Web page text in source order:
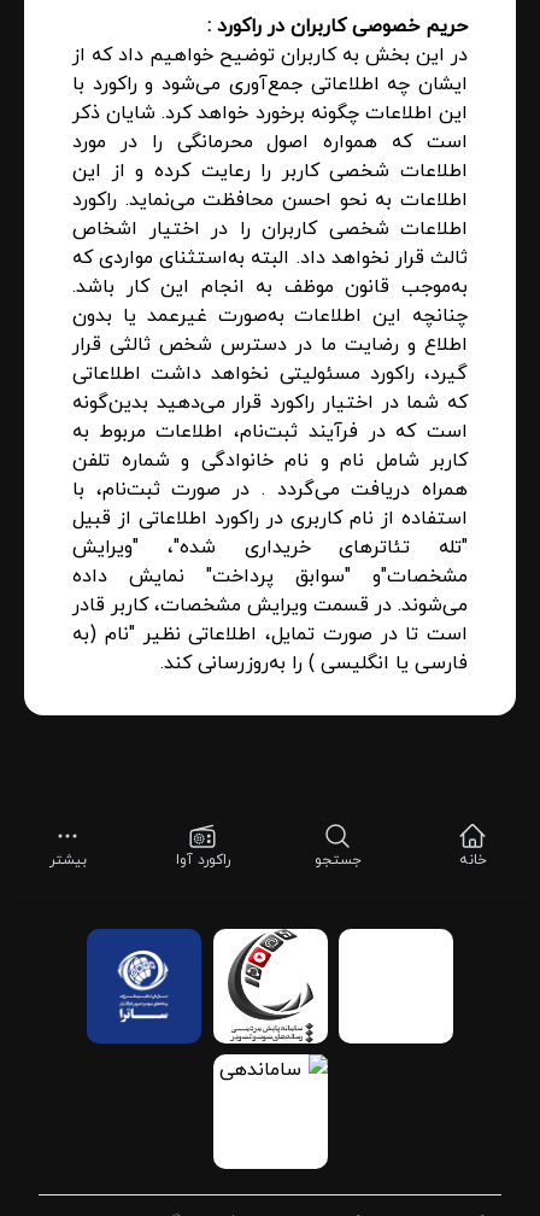
حریم خصوصی کاربران در راکورد :
در این بخش به کاربران توضیح خواهیم داد که از
ایشان چه اطلاعاتی جمع‌آوری می‌شود و راکورد با
این اطلاعات چگونه برخورد خواهد کرد. شایان ذکر
است که همواره اصول محرمانگی را در مورد
اطلاعات شخصی کاربر را رعایت کرده و از این
اطلاعات به نحو احسن محافظت می‌نماید. راکورد
اطلاعات شخصی کاربران را در اختیار اشخاص
ثالث قرار نخواهد داد. البته به‌استثنای مواردی که
به‌موجب قانون موظف به انجام این کار باشد.
چنانچه این اطلاعات به‌صورت غیرعمد یا بدون
اطلاع و رضایت ما در دسترس شخص ثالثی قرار
گیرد، راکورد مسئولیتی نخواهد داشت اطلاعاتی
که شما در اختیار راکورد قرار می‌دهید بدین‌گونه
است که در فرآیند ثبت‌نام، اطلاعات مربوط به
کاربر شامل نام و نام خانوادگی و شماره تلفن
همراه دریافت می‌گردد . در صورت ثبت‌نام، با
استفاده از نام کاربری در راکورد اطلاعاتی از قبیل
"تله تئاترهای خریداری شده"، "ویرایش
مشخصات"و "سوابق پرداخت" نمایش داده
می‌شوند. در قسمت ویرایش مشخصات، کاربر قادر
است تا در صورت تمایل، اطلاعاتی نظیر "نام (به
فارسی یا انگلیسی ) را به‌روزرسانی کند.
خانه جستجو راکورد آوا بیشتر